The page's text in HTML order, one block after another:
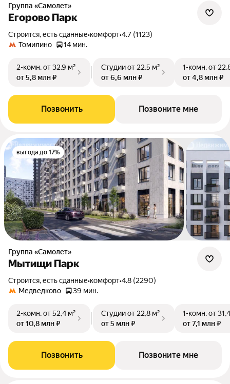
Группа «Самолет»
Егорово Парк
Строится, есть сданные•комфорт•4.7 (1123)
Томилино
14 мин.
2-комн.от 32,9 м²
от 5,8 млн ₽
Студииот 22,5 м²
от 6,6 млн ₽
1-комн.от
от 4,8 млн ₽
Позвонить Позвоните мне
выгода до 17%
Группа «Самолет»
Мытищи Парк
Строится, есть сданные•комфорт•4.8 (2290)
Медведково
39 мин.
2-комн.от 52,4 м²
от 10,8 млн ₽
Студииот 22,8 м²
от 5 млн ₽
1-комн.от
от 7,1 млн ₽
Позвонить Позвоните мне